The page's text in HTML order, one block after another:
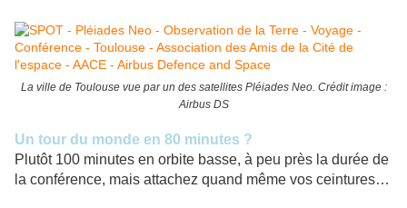
La ville de Toulouse vue par un des satellites Pléiades Neo. Crédit image :
Airbus DS
Un tour du monde en 80 minutes ?
Plutôt 100 minutes en orbite basse, à peu près la durée de
la conférence, mais attachez quand même vos ceintures…